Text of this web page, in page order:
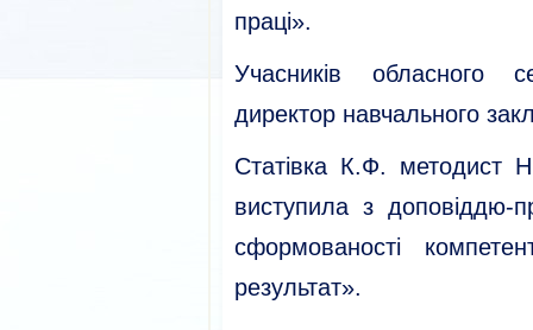
праці».
Учасників обласного
директор навчального
Статівка К.Ф. методист
виступила з доповіддю-
сформованості
результат».